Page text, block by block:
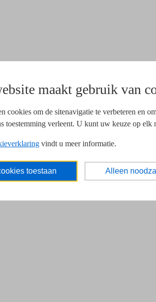
maakt gebruik van
cookies om de sitenavigatie te verbeteren en
toestemming verleent. U kunt uw keuze op elk
vindt u meer informatie.
toestaan Alleen